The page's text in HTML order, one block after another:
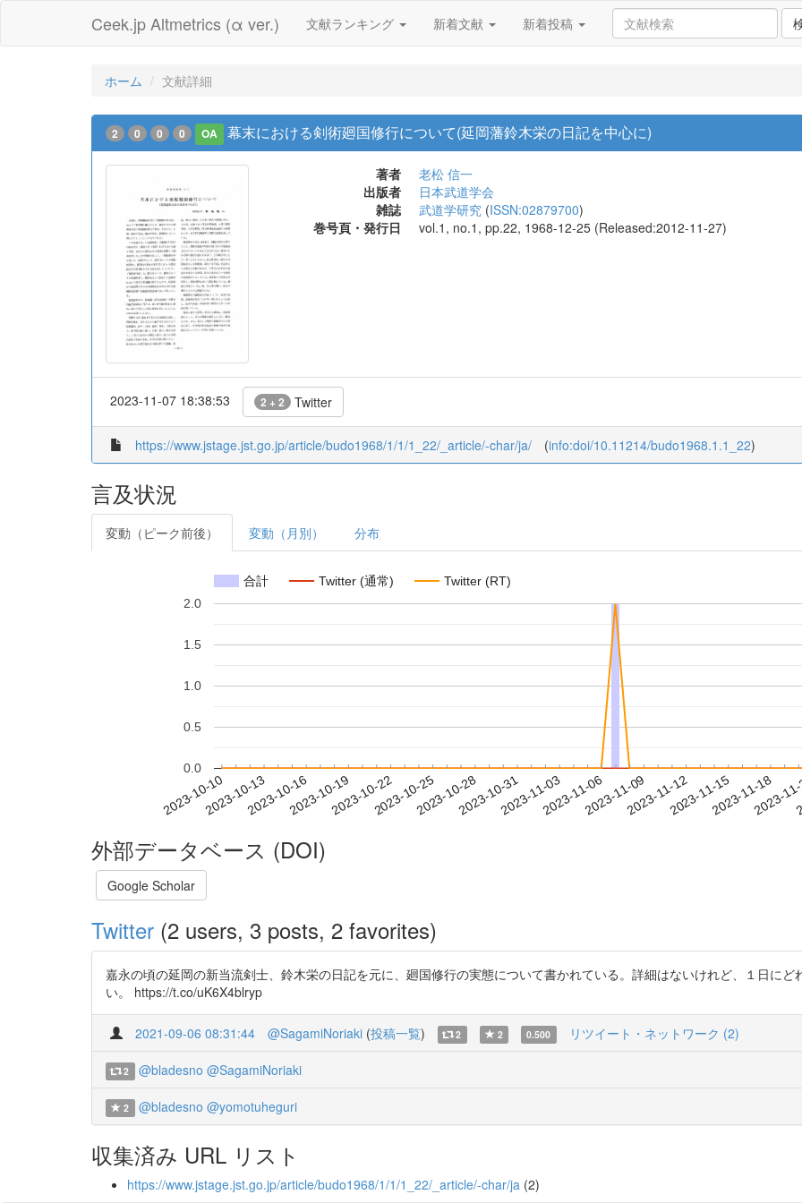
Ceek.jp Altmetrics (α ver.) 文献ランキング 新着文献 新着投稿
ホーム 文献詳細
2 0 0 0 OA 幕末における剣術廻国修行について(延岡藩鈴木栄の日記を中心に)
著者
老松 信一
出版者
日本武道学会
雑誌
武道学研究 (ISSN:02879700)
巻号頁・発行日
vol.1, no.1, pp.22, 1968-12-25 (Released:2012-11-27)
2023-11-07 18:38:53 2 + 2 Twitter
https://www.jstage.jst.go.jp/article/budo1968/1/1/1_22/_article/-char/ja/ (info:doi/10.11214/budo1968.1.1_22)
言及状況
変動（ピーク前後） 変動（月別） 分布
合計 Twitter (通常) Twitter (RT)
2023-10-102023-10-132023-10-162023-10-192023-10-222023-10-252023-10-282023-10-312023-11-032023-11-062023-11-092023-11-122023-11-152023-11-18
2023-
0.0
0.5
1.0
1.5
2.0
外部データベース (DOI)
Google Scholar
Twitter (2 users, 3 posts, 2 favorites)
嘉永の頃の延岡の新当流剣士、鈴木栄の日記を元に、廻国修行の実態について書かれている。詳細はないけれど、１日に
い。 https://t.co/uK6X4blryp
2021-09-06 08:31:44 @SagamiNoriaki (投稿一覧) 2 2 0.500 リツイート・ネットワーク (2)
2 @bladesno @SagamiNoriaki
2 @bladesno @yomotuheguri
収集済み URL リスト
https://www.jstage.jst.go.jp/article/budo1968/1/1/1_22/_article/-char/ja (2)